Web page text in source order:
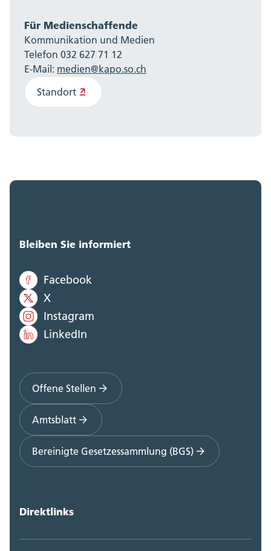
Für Medienschaffende
Kommunikation und Medien
Telefon 032 627 71 12
E-Mail: medien@kapo.so.ch
Standort
Bleiben Sie informiert
Facebook
X
Instagram
LinkedIn
Offene Stellen
Amtsblatt
Bereinigte Gesetzessammlung (BGS)
Direktlinks